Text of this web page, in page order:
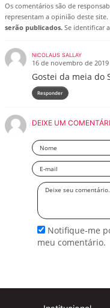
Os comentários são de
representam a opinião deste site.
serão publicados. Se identificar
NICOLAUS SALLAY
16 de novembro de 2019
Gostei da meia do
Responder
DEIXE UM
Nome
Email
Deixe
Notifique-me
meu comentário.